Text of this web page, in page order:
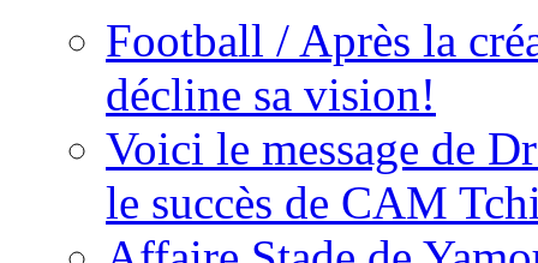
Football / Après la
décline sa vision!
Voici le message de
le succès de CAM